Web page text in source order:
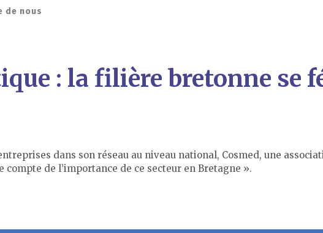
de nous
: la filière bretonne se
dans son réseau au niveau national, Cosmed, une
de l’importance de ce secteur en Bretagne ».